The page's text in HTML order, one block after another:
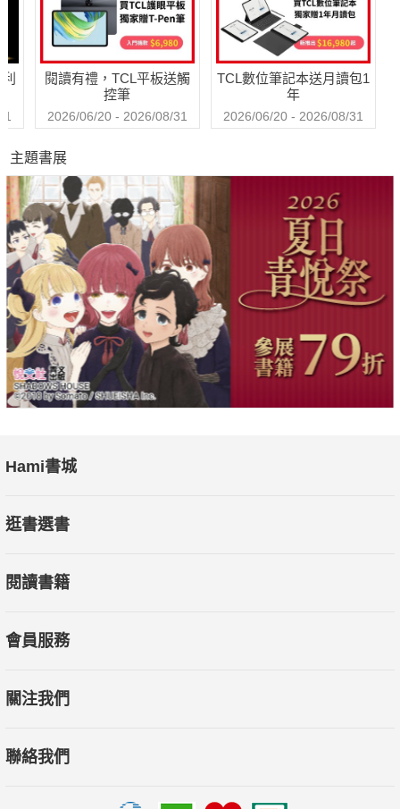
．用網路成癮規範偏差行為，同時約束上網時間
診斷無效獎懲模式的5個準則
1. 獎賞已經太飽足了
例如，每週給孩子300元零用錢，準時起床只有10元獎金，那孩
子根本不會被吸引。
[配方] 提高任務獎金，零用錢都得靠孩子自己賺
2. 目標太難，獎賞得之不易
例如，每次段考都班上前三名，國中畢業時才可以出國玩。獎勵
夠吸引人，但是目標太遠大。
[配方]及時獎勵，孩子努力有感，才願意繼續拚
3. 沒有確實執行獎懲規則
例如，孩子大哭大鬧、耍賴撒嬌，父母覺得可憐可愛而難堅持、
[配方] 一切都照著規則走，久而久之孩子就會懂
例如，父母想要照規則走，祖父祖母卻出身阻擋，或者，孩子表
[配方] 大人要先講好，避免孩子不把規則當回事
5. 父母花費的心思不夠多
[配方]了解孩子好惡，詳細擬訂計畫後再來執行
【專業推薦】王意中（臨床心理師）
閱讀有禮，TCL平板送觸
控筆
2026/06/20 - 2026/08/31
TCL數位筆記本送月讀包1
年
2026/06/20 - 2026/08/31
主題書展
Hami書城
逛書選書
閱讀書籍
會員服務
關注我們
聯絡我們